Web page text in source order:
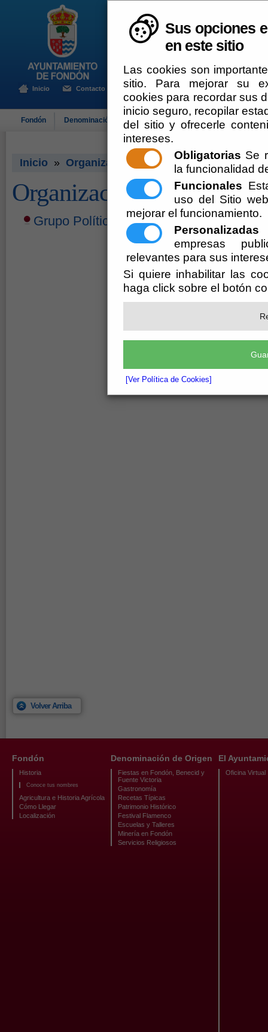
Sus opciones
en este sitio
Las cookies son
sitio. Para mejorar su
cookies para recordar sus
inicio seguro, recopilar
del sitio y ofrecerle
intereses.
Obligatorias Se
la funcionalidad
Funcionales
uso del Sitio
mejorar el funcionamiento.
Personalizadas
empresas
relevantes para sus
Si quiere inhabilitar las
haga click sobre el botón
[Ver Política de Cookies]
Inicio Contacto
Fondón Denominación de Origen El Ayuntamiento Turismo
Inicio » Organización Institucional
Organización Institucional
Grupo Político de Gobierno en el
Volver Arriba
Fondón
Historia
Conoce tus nombres
Agricultura e Historia Agrícola
Cómo Llegar
Localización
Denominación de Origen
Fiestas en Fondón, Benecid y
Fuente Victoria
Gastronomía
Recetas Típicas
Patrimonio Histórico
Festival Flamenco
Escuelas y Talleres
Minería en Fondón
Servicios Religiosos
El
Oficina Virtual